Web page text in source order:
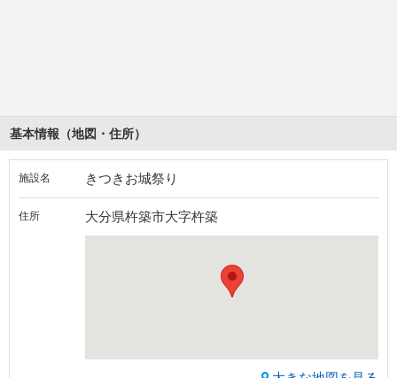
基本情報（地図・住所）
施設名 きつきお城祭り
住所 大分県杵築市大字杵築